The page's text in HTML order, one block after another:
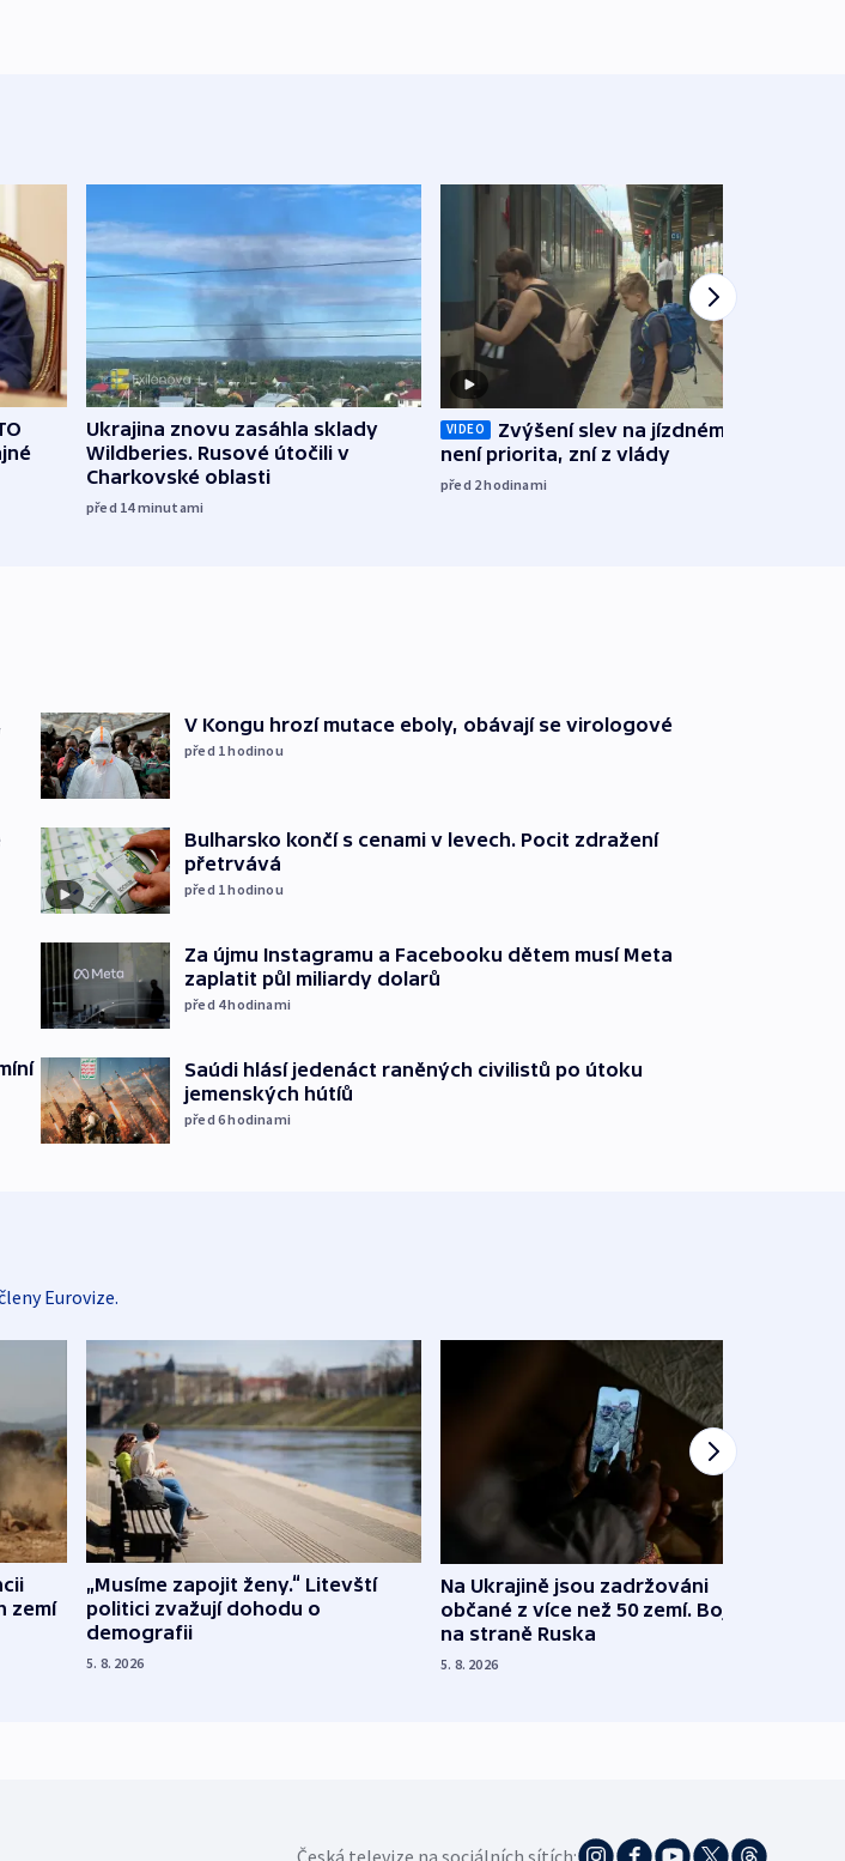
Ukrajina znovu zasáhla sklady
Wildberies. Rusové útočili v
Charkovské oblasti
před 14minutami
VIDEO
Zvýšení slev na jízdném teď
není priorita, zní z vlády
před 2hodinami
V Kongu hrozí mutace eboly, obávají se virologové
před 1hodinou
Bulharsko končí s cenami v levech. Pocit zdražení
přetrvává
před 1hodinou
Za újmu Instagramu a Facebooku dětem musí Meta
zaplatit půl miliardy dolarů
před 4hodinami
Saúdi hlásí jedenáct raněných civilistů po útoku
jemenských hútíů
před 6hodinami
Eurovize.
zemí
„Musíme zapojit ženy.“ Litevští
politici zvažují dohodu o
demografii
5. 8. 2026
Na Ukrajině jsou zadržováni
občané z více než 50 zemí. Bojovali
na straně Ruska
5. 8. 2026
Česká televize na sociálních sítích: